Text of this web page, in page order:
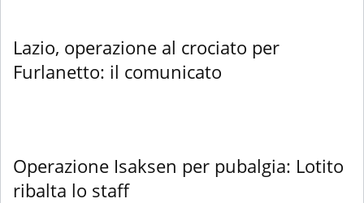
Lazio, operazione al crociato per
Furlanetto: il comunicato
Operazione Isaksen per pubalgia: Lotito
ribalta lo staff